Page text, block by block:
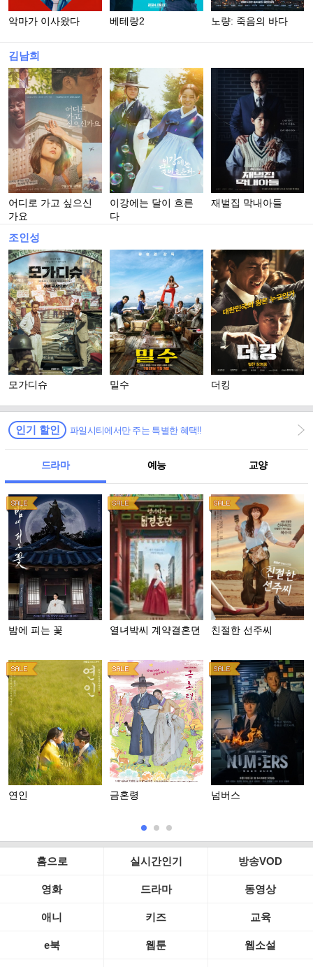
악마가 이사왔다 베테랑2 노량: 죽음의 바다
김남희
어디로 가고 싶으신
가요
이강에는 달이 흐른
다
재벌집 막내아들
조인성
모가디슈 밀수 더킹
인기 할인 파일시티에서만 주는 특별한 혜택!!
드라마 예능 교양
밤에 피는 꽃 열녀박씨 계약결혼뎐 친절한 선주씨
연인 금혼령 넘버스
홈으로 실시간인기 방송VOD
영화 드라마 동영상
애니 키즈 교육
e북 웹툰 웹소설